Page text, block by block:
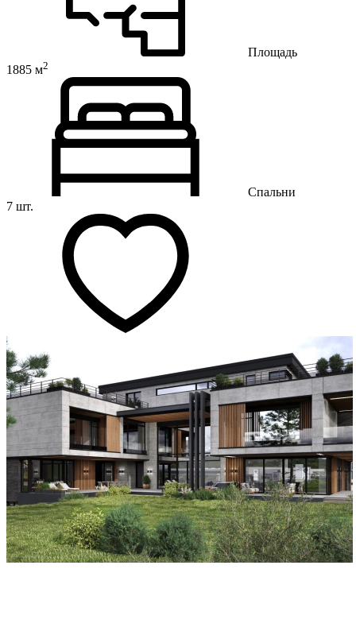
Площадь
1885 м2
Спальни
7 шт.